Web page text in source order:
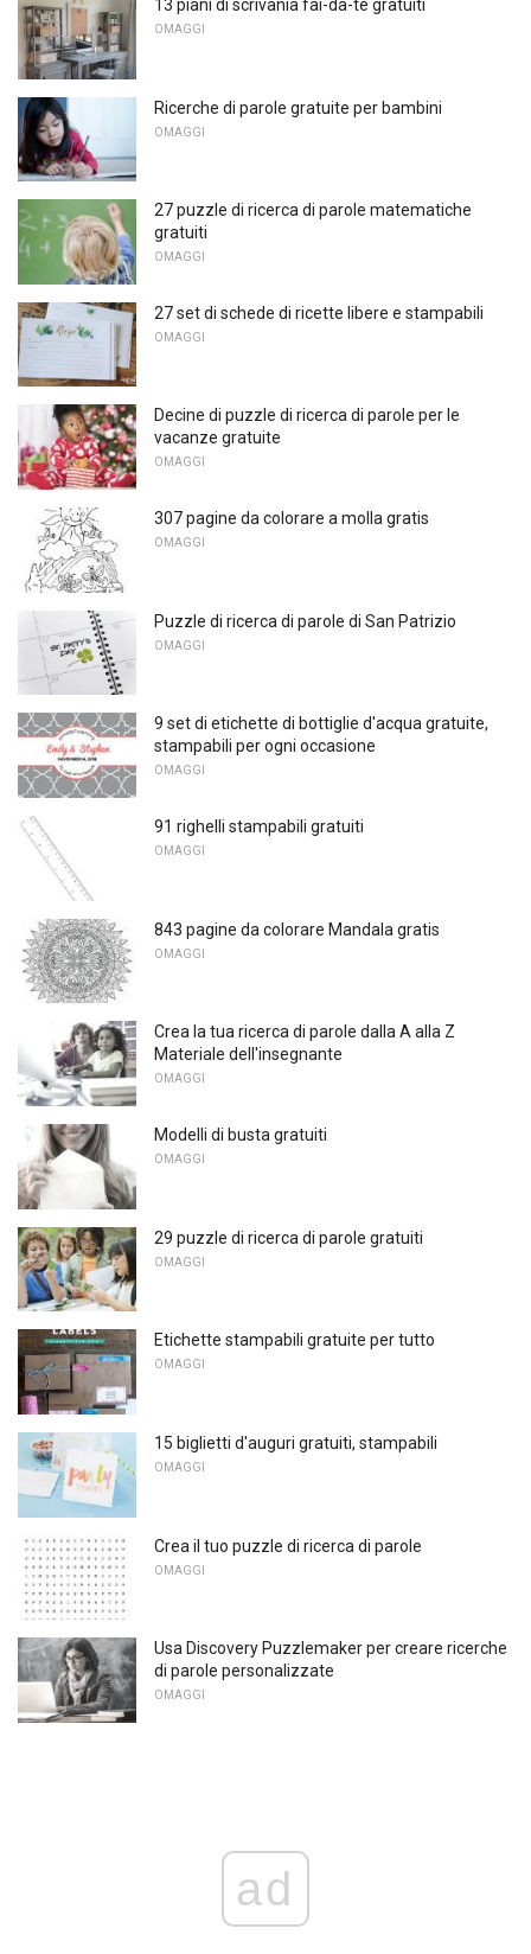
13 piani di scrivania fai-da-te gratuiti
OMAGGI
Ricerche di parole gratuite per bambini
OMAGGI
27 puzzle di ricerca di parole matematiche
gratuiti
OMAGGI
27 set di schede di ricette libere e stampabili
OMAGGI
Decine di puzzle di ricerca di parole per le
vacanze gratuite
OMAGGI
307 pagine da colorare a molla gratis
OMAGGI
Puzzle di ricerca di parole di San Patrizio
OMAGGI
9 set di etichette di bottiglie d'acqua gratuite,
stampabili per ogni occasione
OMAGGI
91 righelli stampabili gratuiti
OMAGGI
843 pagine da colorare Mandala gratis
OMAGGI
Crea la tua ricerca di parole dalla A alla Z
Materiale dell'insegnante
OMAGGI
Modelli di busta gratuiti
OMAGGI
29 puzzle di ricerca di parole gratuiti
OMAGGI
Etichette stampabili gratuite per tutto
OMAGGI
15 biglietti d'auguri gratuiti, stampabili
OMAGGI
Crea il tuo puzzle di ricerca di parole
OMAGGI
Usa Discovery Puzzlemaker per creare ricerche
di parole personalizzate
OMAGGI
ad